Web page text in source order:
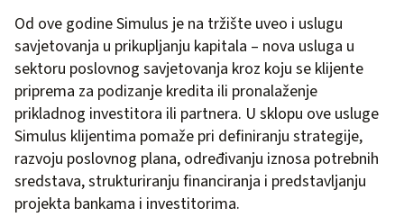
Od ove godine Simulus je na tržište uveo i uslugu
savjetovanja u prikupljanju kapitala – nova usluga u
sektoru poslovnog savjetovanja kroz koju se klijente
priprema za podizanje kredita ili pronalaženje
prikladnog investitora ili partnera. U sklopu ove usluge
Simulus klijentima pomaže pri definiranju strategije,
razvoju poslovnog plana, određivanju iznosa potrebnih
sredstava, strukturiranju financiranja i predstavljanju
projekta bankama i investitorima.